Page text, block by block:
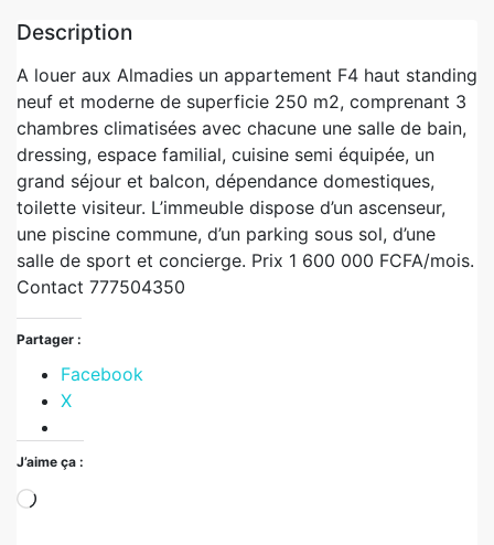
Description
A louer aux Almadies un appartement F4 haut standing
neuf et moderne de superficie 250 m2, comprenant 3
chambres climatisées avec chacune une salle de bain,
dressing, espace familial, cuisine semi équipée, un
grand séjour et balcon, dépendance domestiques,
toilette visiteur. L’immeuble dispose d’un ascenseur,
une piscine commune, d’un parking sous sol, d’une
salle de sport et concierge. Prix 1 600 000 FCFA/mois.
Contact 777504350
Partager :
Facebook
X
J’aime ça :